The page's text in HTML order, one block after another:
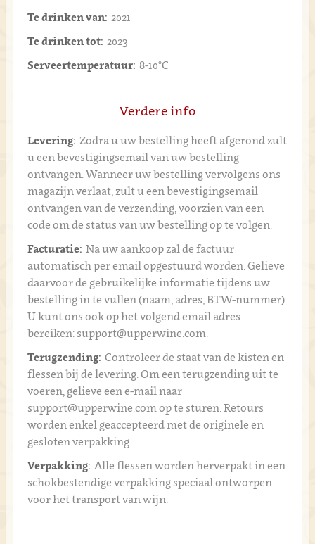
Te drinken van: 2021
Te drinken tot: 2023
Serveertemperatuur: 8-10°C
Verdere info
Levering: Zodra u uw bestelling heeft afgerond zult
u een bevestigingsemail van uw bestelling
ontvangen. Wanneer uw bestelling vervolgens ons
magazijn verlaat, zult u een bevestigingsemail
ontvangen van de verzending, voorzien van een
code om de status van uw bestelling op te volgen.
Facturatie: Na uw aankoop zal de factuur
automatisch per email opgestuurd worden. Gelieve
daarvoor de gebruikelijke informatie tijdens uw
bestelling in te vullen (naam, adres, BTW-nummer).
U kunt ons ook op het volgend email adres
bereiken: support@upperwine.com.
Terugzending: Controleer de staat van de kisten en
flessen bij de levering. Om een terugzending uit te
voeren, gelieve een e-mail naar
support@upperwine.com op te sturen. Retours
worden enkel geaccepteerd met de originele en
gesloten verpakking.
Verpakking: Alle flessen worden herverpakt in een
schokbestendige verpakking speciaal ontworpen
voor het transport van wijn.